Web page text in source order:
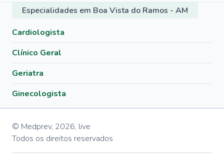
Especialidades em Boa Vista do Ramos - AM
Cardiologista
Clínico Geral
Geriatra
Ginecologista
© Medprev, 2026, live
Todos os direitos reservados